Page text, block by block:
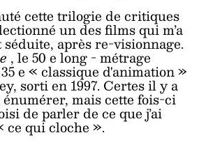
cette trilogie de critiques
un des films qui m’a
après re-visionnage.
, le 50elong-métrage
e« classique d'animation »
sorti en 1997. Certes il y a
mais cette fois-ci
de parler de ce que j’ai
ce qui cloche ».